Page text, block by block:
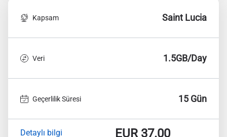
Kapsam Saint Lucia
Veri 1.5GB/Day
Geçerlilik Süresi 15 Gün
Detaylı bilgi EUR37.00